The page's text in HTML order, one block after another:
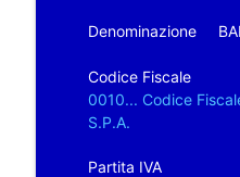
Denominazione
Codice Fiscale
0010... Codice
S.P.A.
Partita IVA